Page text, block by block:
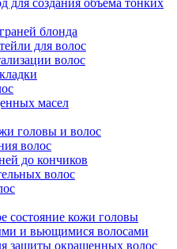
создания объема тонких
блонда
для волос
волос
масел
головы и волос
волос
до кончиков
волос
состояние кожи головы
и вьющимися волосами
защиты окрашенных волос